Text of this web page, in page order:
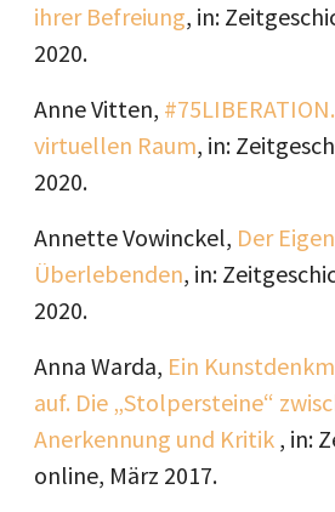
ihrer Befreiung, in:
2020.
Anne Vitten,
virtuellen Raum, in:
2020.
Annette Vowinckel, Der
Überlebenden, in:
2020.
Anna Warda, Ein
auf. Die „Stolpersteine“
Anerkennung und Kritik , in:
online, März 2017.